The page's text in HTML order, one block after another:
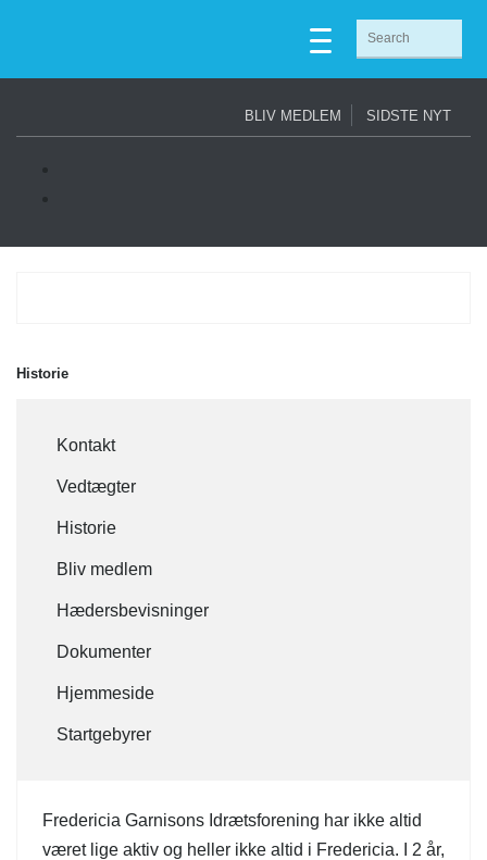
BLIV MEDLEM SIDSTE NYT
Historie
Kontakt
Vedtægter
Historie
Bliv medlem
Hædersbevisninger
Dokumenter
Hjemmeside
Startgebyrer
Fredericia Garnisons Idrætsforening har ikke altid
været lige aktiv og heller ikke altid i Fredericia. I 2 år,